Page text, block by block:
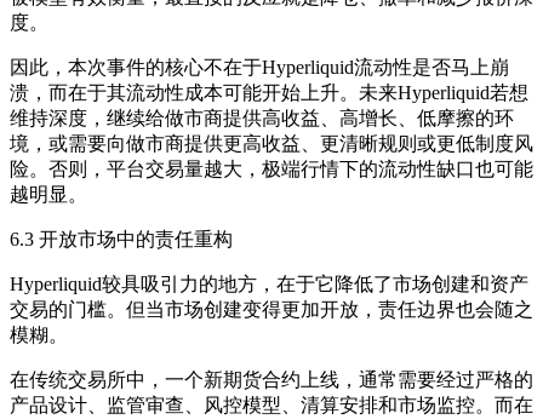
度。
因此，本次事件的核心不在于Hyperliquid流动性是否马上崩
溃，而在于其流动性成本可能开始上升。未来Hyperliquid若想
维持深度，继续给做市商提供高收益、高增长、低摩擦的环
境，或需要向做市商提供更高收益、更清晰规则或更低制度风
险。否则，平台交易量越大，极端行情下的流动性缺口也可能
越明显。
6.3 开放市场中的责任重构
Hyperliquid较具吸引力的地方，在于它降低了市场创建和资产
交易的门槛。但当市场创建变得更加开放，责任边界也会随之
模糊。
在传统交易所中，一个新期货合约上线，通常需要经过严格的
产品设计、监管审查、风控模型、清算安排和市场监控。而在